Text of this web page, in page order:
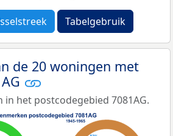
Tabelgebruik
de 20 woningen met
in het postcodegebied 7081AG.